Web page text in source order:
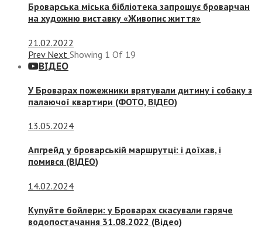
Броварська міська бібліотека запрошує броварчан
на художню виставку «Живопис життя»
21.02.2022
Prev Next Showing 1 Of 19
ВІДЕО
У Броварах пожежники врятували дитину і собаку з
палаючої квартири (ФОТО, ВІДЕО)
13.05.2024
Апгрейд у броварській маршрутці: і доїхав, і
помився (ВІДЕО)
14.02.2024
Купуйте бойлери: у Броварах скасували гаряче
водопостачання 31.08.2022 (Відео)